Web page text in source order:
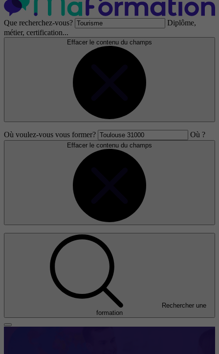
Que recherchez-vous?
Diplôme,
métier, certification...
Effacer le contenu du champs
Où voulez-vous vous former? Où ?
Effacer le contenu du champs
Rechercher une
formation